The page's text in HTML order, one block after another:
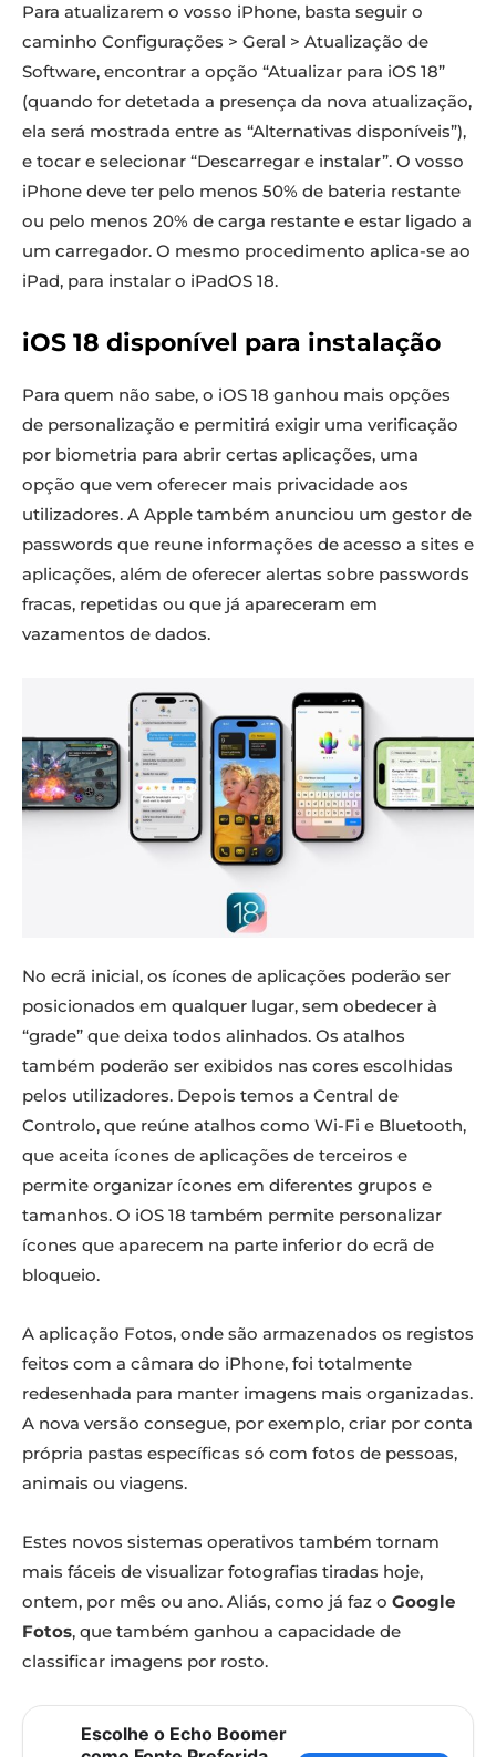
Para atualizarem o vosso iPhone, basta seguir o
caminho Configurações > Geral > Atualização de
Software, encontrar a opção “Atualizar para iOS 18”
(quando for detetada a presença da nova atualização,
ela será mostrada entre as “Alternativas disponíveis”),
e tocar e selecionar “Descarregar e instalar”. O vosso
iPhone deve ter pelo menos 50% de bateria restante
ou pelo menos 20% de carga restante e estar ligado a
um carregador. O mesmo procedimento aplica-se ao
iPad, para instalar o iPadOS 18.
iOS 18 disponível para instalação
Para quem não sabe, o iOS 18 ganhou mais opções
de personalização e permitirá exigir uma verificação
por biometria para abrir certas aplicações, uma
opção que vem oferecer mais privacidade aos
utilizadores. A Apple também anunciou um gestor de
passwords que reune informações de acesso a sites e
aplicações, além de oferecer alertas sobre passwords
fracas, repetidas ou que já apareceram em
vazamentos de dados.
No ecrã inicial, os ícones de aplicações poderão ser
posicionados em qualquer lugar, sem obedecer à
“grade” que deixa todos alinhados. Os atalhos
também poderão ser exibidos nas cores escolhidas
pelos utilizadores. Depois temos a Central de
Controlo, que reúne atalhos como Wi-Fi e Bluetooth,
que aceita ícones de aplicações de terceiros e
permite organizar ícones em diferentes grupos e
tamanhos. O iOS 18 também permite personalizar
ícones que aparecem na parte inferior do ecrã de
bloqueio.
A aplicação Fotos, onde são armazenados os registos
feitos com a câmara do iPhone, foi totalmente
redesenhada para manter imagens mais organizadas.
A nova versão consegue, por exemplo, criar por conta
própria pastas específicas só com fotos de pessoas,
animais ou viagens.
Estes novos sistemas operativos também tornam
mais fáceis de visualizar fotografias tiradas hoje,
ontem, por mês ou ano. Aliás, como já faz o Google
Fotos, que também ganhou a capacidade de
classificar imagens por rosto.
Escolhe o Echo Boomer